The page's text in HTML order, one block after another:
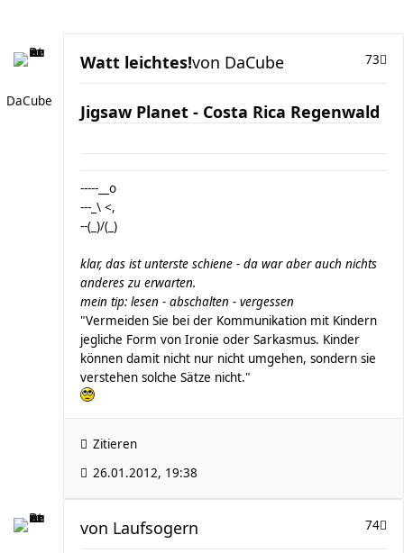
DaCube
Watt leichtes! 73
von DaCube
Jigsaw Planet - Costa Rica Regenwald
-----__o
---_\ <,
--(_)/(_)
klar, das ist unterste schiene - da war aber auch nichts
anderes zu erwarten.
mein tip: lesen - abschalten - vergessen
"Vermeiden Sie bei der Kommunikation mit Kindern
jegliche Form von Ironie oder Sarkasmus. Kinder
können damit nicht nur nicht umgehen, sondern sie
verstehen solche Sätze nicht."
Zitieren
26.01.2012, 19:38
74
von Laufsogern